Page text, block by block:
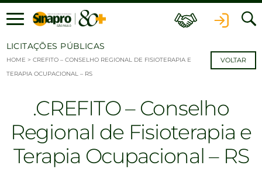
Ir para o conteúdo
LICITAÇÕES PÚBLICAS
HOME > CREFITO – CONSELHO REGIONAL DE FISIOTERAPIA E
TERAPIA OCUPACIONAL – RS
VOLTAR
CREFITO – Conselho
Regional de Fisioterapia e
Terapia Ocupacional – RS